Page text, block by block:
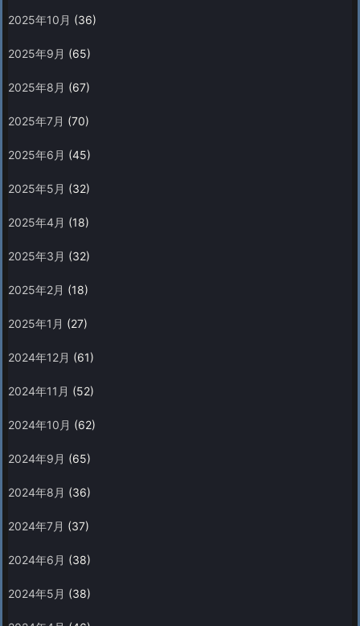
2025年10月 (36)
2025年9月 (65)
2025年8月 (67)
2025年7月 (70)
2025年6月 (45)
2025年5月 (32)
2025年4月 (18)
2025年3月 (32)
2025年2月 (18)
2025年1月 (27)
2024年12月 (61)
2024年11月 (52)
2024年10月 (62)
2024年9月 (65)
2024年8月 (36)
2024年7月 (37)
2024年6月 (38)
2024年5月 (38)